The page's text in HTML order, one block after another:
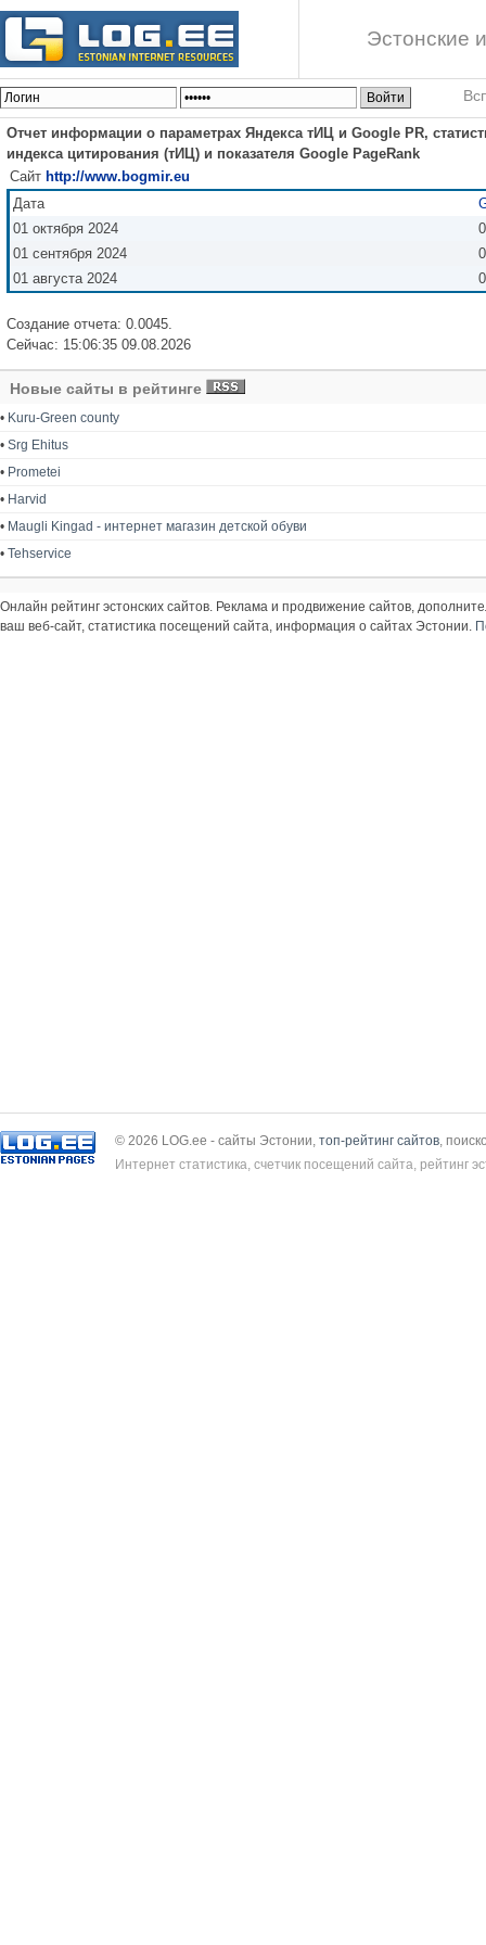
Эстонские
Отчет информации о параметрах Яндекса тИЦ и Google PR,
индекса цитирования (тИЦ) и показателя Google PageRank
Сайт http://www.bogmir.eu
Дата
01 октября 2024
0
01 сентября 2024
0
01 августа 2024
0
Создание отчета: 0.0045.
Сейчас: 15:06:35 09.08.2026
Новые сайты в рейтинге
• Kuru-Green county
• Srg Ehitus
• Prometei
• Harvid
• Maugli Kingad - интернет магазин детской обуви
• Tehservice
Онлайн рейтинг эстонских сайтов. Реклама и продвижение сайтов,
ваш веб-сайт, статистика посещений сайта, информация о сайтах Эстонии.
© 2026 LOG.ee - сайты Эстонии, топ-рейтинг сайтов ,
Интернет статистика, счетчик посещений сайта, рейтинг